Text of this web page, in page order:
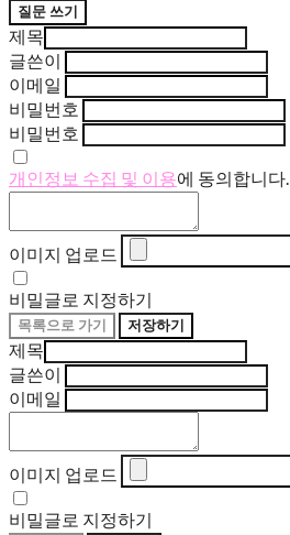
질문 쓰기
제목
글쓴이
이메일
비밀번호
비밀번호
개인정보 수집 및 이용에 동의합니다.
이미지 업로드
비밀글로 지정하기
목록으로 가기 저장하기
제목
글쓴이
이메일
이미지 업로드
비밀글로 지정하기